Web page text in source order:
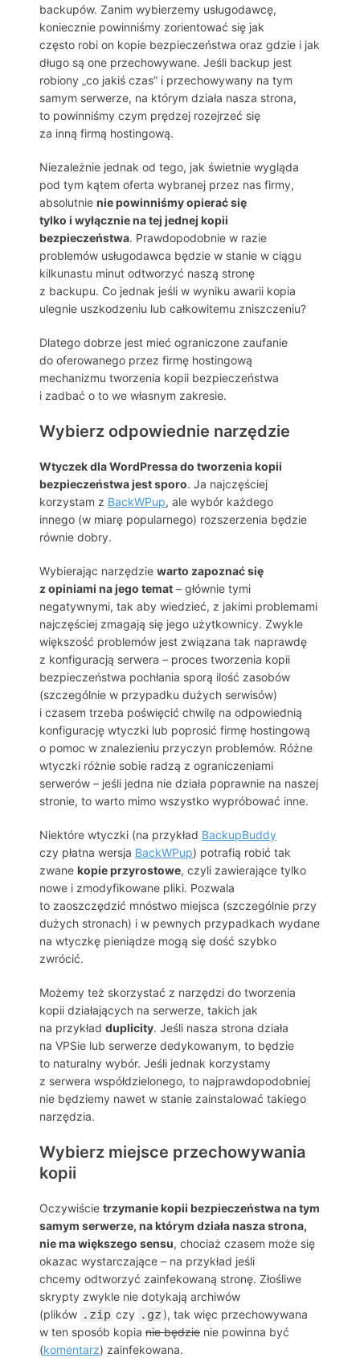
backupów. Zanim wybierzemy usługodawcę,
koniecznie powinniśmy zorientować się jak
często robi on kopie bezpieczeństwa oraz gdzie i jak
długo są one przechowywane. Jeśli backup jest
robiony „co jakiś czas” i przechowywany na tym
samym serwerze, na którym działa nasza strona,
to powinniśmy czym prędzej rozejrzeć się
za inną firmą hostingową.
Niezależnie jednak od tego, jak świetnie wygląda
pod tym kątem oferta wybranej przez nas firmy,
absolutnie nie powinniśmy opierać się
tylko i wyłącznie na tej jednej kopii
bezpieczeństwa. Prawdopodobnie w razie
problemów usługodawca będzie w stanie w ciągu
kilkunastu minut odtworzyć naszą stronę
z backupu. Co jednak jeśli w wyniku awarii kopia
ulegnie uszkodzeniu lub całkowitemu zniszczeniu?
Dlatego dobrze jest mieć ograniczone zaufanie
do oferowanego przez firmę hostingową
mechanizmu tworzenia kopii bezpieczeństwa
i zadbać o to we własnym zakresie.
Wybierz odpowiednie narzędzie
Wtyczek dla WordPressa do tworzenia kopii
bezpieczeństwa jest sporo. Ja najczęściej
korzystam z BackWPup, ale wybór każdego
innego (w miarę popularnego) rozszerzenia będzie
równie dobry.
Wybierając narzędzie warto zapoznać się
z opiniami na jego temat – głównie tymi
negatywnymi, tak aby wiedzieć, z jakimi problemami
najczęściej zmagają się jego użytkownicy. Zwykle
większość problemów jest związana tak naprawdę
z konfiguracją serwera – proces tworzenia kopii
bezpieczeństwa pochłania sporą ilość zasobów
(szczególnie w przypadku dużych serwisów)
i czasem trzeba poświęcić chwilę na odpowiednią
konfigurację wtyczki lub poprosić firmę hostingową
o pomoc w znalezieniu przyczyn problemów. Różne
wtyczki różnie sobie radzą z ograniczeniami
serwerów – jeśli jedna nie działa poprawnie na naszej
stronie, to warto mimo wszystko wypróbować inne.
Niektóre wtyczki (na przykład BackupBuddy
czy płatna wersja BackWPup) potrafią robić tak
zwane kopie przyrostowe, czyli zawierające tylko
nowe i zmodyfikowane pliki. Pozwala
to zaoszczędzić mnóstwo miejsca (szczególnie przy
dużych stronach) i w pewnych przypadkach wydane
na wtyczkę pieniądze mogą się dość szybko
zwrócić.
Możemy też skorzystać z narzędzi do tworzenia
kopii działających na serwerze, takich jak
na przykład duplicity. Jeśli nasza strona działa
na VPSie lub serwerze dedykowanym, to będzie
to naturalny wybór. Jeśli jednak korzystamy
z serwera współdzielonego, to najprawdopodobniej
nie będziemy nawet w stanie zainstalować takiego
narzędzia.
Wybierz miejsce przechowywania
kopii
Oczywiście trzymanie kopii bezpieczeństwa na tym
samym serwerze, na którym działa nasza strona,
nie ma większego sensu, chociaż czasem może się
okazac wystarczające – na przykład jeśli
chcemy odtworzyć zainfekowaną stronę. Złośliwe
skrypty zwykle nie dotykają archiwów
(plików .zip czy .gz ), tak więc przechowywana
w ten sposób kopia nie będzie nie powinna być
(komentarz) zainfekowana.